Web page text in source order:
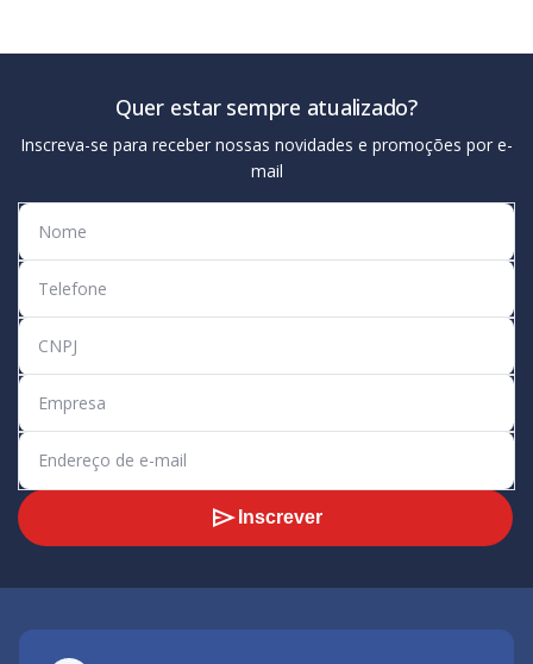
Quer estar sempre atualizado?
Inscreva-se para receber nossas novidades e promoções por e-
mail
Inscrever